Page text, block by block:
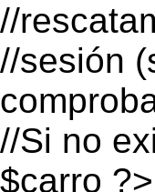
//
//sesión
//Si no
$carro ?>